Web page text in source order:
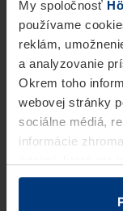
My spoločnosť
používame
reklám,
a analyzovanie
Okrem toho
webovej stránky
sociálne médiá,
informácie
v rámci Vášho
Z právneho